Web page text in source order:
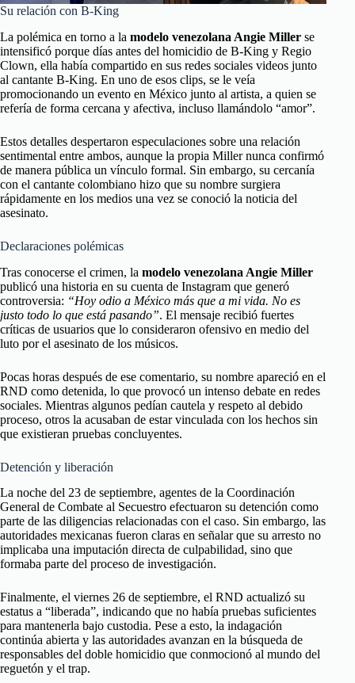
Su relación con B-King
La polémica en torno a la modelo venezolana Angie Miller se
intensificó porque días antes del homicidio de B-King y Regio
Clown, ella había compartido en sus redes sociales videos junto
al cantante B-King. En uno de esos clips, se le veía
promocionando un evento en México junto al artista, a quien se
refería de forma cercana y afectiva, incluso llamándolo “amor”.
Estos detalles despertaron especulaciones sobre una relación
sentimental entre ambos, aunque la propia Miller nunca confirmó
de manera pública un vínculo formal. Sin embargo, su cercanía
con el cantante colombiano hizo que su nombre surgiera
rápidamente en los medios una vez se conoció la noticia del
asesinato.
Declaraciones polémicas
Tras conocerse el crimen, la modelo venezolana Angie Miller
publicó una historia en su cuenta de Instagram que generó
controversia: “Hoy odio a México más que a mi vida. No es
justo todo lo que está pasando”. El mensaje recibió fuertes
críticas de usuarios que lo consideraron ofensivo en medio del
luto por el asesinato de los músicos.
Pocas horas después de ese comentario, su nombre apareció en el
RND como detenida, lo que provocó un intenso debate en redes
sociales. Mientras algunos pedían cautela y respeto al debido
proceso, otros la acusaban de estar vinculada con los hechos sin
que existieran pruebas concluyentes.
Detención y liberación
La noche del 23 de septiembre, agentes de la Coordinación
General de Combate al Secuestro efectuaron su detención como
parte de las diligencias relacionadas con el caso. Sin embargo, las
autoridades mexicanas fueron claras en señalar que su arresto no
implicaba una imputación directa de culpabilidad, sino que
formaba parte del proceso de investigación.
Finalmente, el viernes 26 de septiembre, el RND actualizó su
estatus a “liberada”, indicando que no había pruebas suficientes
para mantenerla bajo custodia. Pese a esto, la indagación
continúa abierta y las autoridades avanzan en la búsqueda de
responsables del doble homicidio que conmocionó al mundo del
reguetón y el trap.